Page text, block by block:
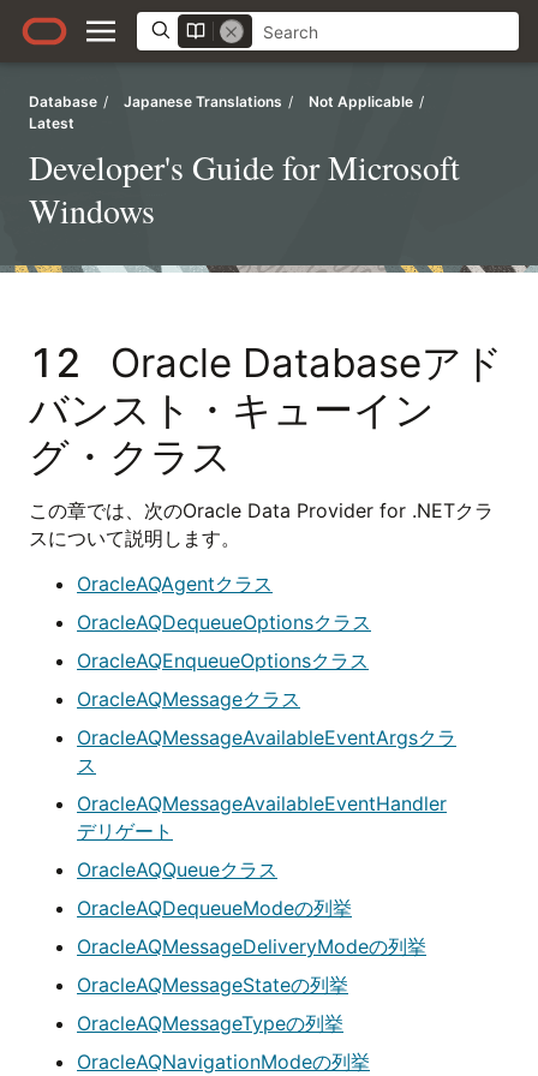
Database / Japanese Translations / Not Applicable /
Latest
Developer's Guide for Microsoft
Windows
12
Oracle Databaseアド
バンスト・キューイン
グ・クラス
この章では、次のOracle Data Provider for .NETクラ
スについて説明します。
OracleAQAgentクラス
OracleAQDequeueOptionsクラス
OracleAQEnqueueOptionsクラス
OracleAQMessageクラス
OracleAQMessageAvailableEventArgsクラ
ス
OracleAQMessageAvailableEventHandler
デリゲート
OracleAQQueueクラス
OracleAQDequeueModeの列挙
OracleAQMessageDeliveryModeの列挙
OracleAQMessageStateの列挙
OracleAQMessageTypeの列挙
OracleAQNavigationModeの列挙